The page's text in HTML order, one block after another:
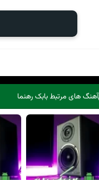
آهنگ های مرتبط بابک رهنما